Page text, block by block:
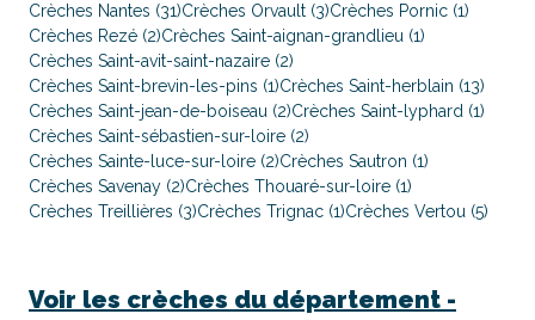
Crèches Nantes (31)Crèches Orvault (3)Crèches Pornic (1)
Crèches Rezé (2)Crèches Saint-aignan-grandlieu (1)
Crèches Saint-avit-saint-nazaire (2)
Crèches Saint-brevin-les-pins (1)Crèches Saint-herblain (13)
Crèches Saint-jean-de-boiseau (2)Crèches Saint-lyphard (1)
Crèches Saint-sébastien-sur-loire (2)
Crèches Sainte-luce-sur-loire (2)Crèches Sautron (1)
Crèches Savenay (2)Crèches Thouaré-sur-loire (1)
Crèches Treillières (3)Crèches Trignac (1)Crèches Vertou (5)
Voir les crèches du département -